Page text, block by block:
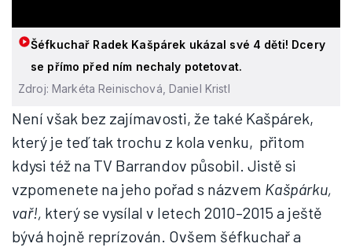
Šéfkuchař Radek Kašpárek ukázal své 4 děti! Dcery
se přímo před ním nechaly potetovat.
Zdroj: Markéta Reinischová, Daniel Kristl
Není však bez zajímavosti, že také Kašpárek,
který je teď tak trochu z kola venku, přitom
kdysi též na TV Barrandov působil. Jistě si
vzpomenete na jeho pořad s názvem Kašpárku,
vař!, který se vysílal v letech 2010–2015 a ještě
bývá hojně reprízován. Ovšem šéfkuchař a